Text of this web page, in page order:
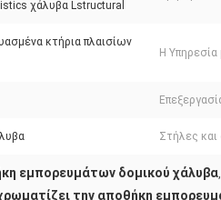
χάλυβα Lstructural
κτήρια πλαισίων
Η Υπηρεσία
Στήλες και
εμπορευμάτων δομικού χάλυβα,
την αποθήκη